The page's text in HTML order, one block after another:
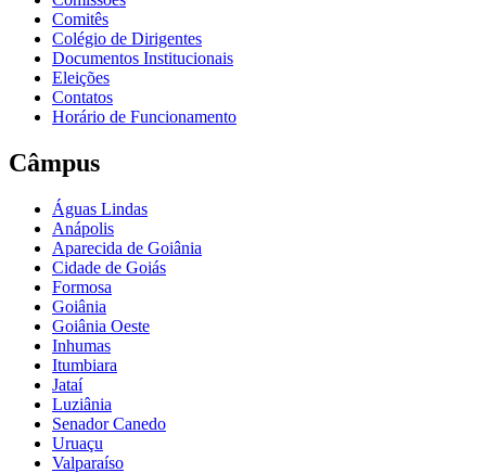
Comitês
Colégio de Dirigentes
Documentos Institucionais
Eleições
Contatos
Horário de Funcionamento
Câmpus
Águas Lindas
Anápolis
Aparecida de Goiânia
Cidade de Goiás
Formosa
Goiânia
Goiânia Oeste
Inhumas
Itumbiara
Jataí
Luziânia
Senador Canedo
Uruaçu
Valparaíso